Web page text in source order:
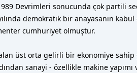
Devrimleri sonucunda çok partili
demokratik bir anayasanın
cumhuriyet olmuştur.
üst orta gelirli bir ekonomiye
sanayi - özellikle makine